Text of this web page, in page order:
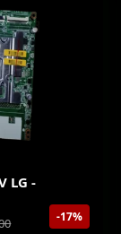
LG -
-17%